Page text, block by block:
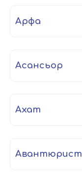
арфа
асансьор
ахат
авантюрист